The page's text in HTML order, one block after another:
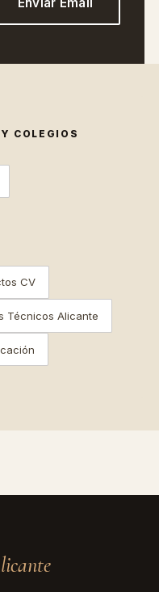
COLEGIOS
CV
Técnicos Alicante